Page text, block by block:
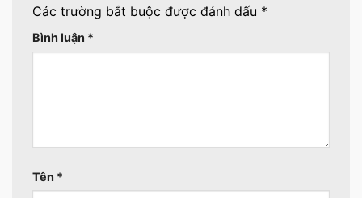
Các trường bắt buộc được đánh dấu *
Bình luận *
Tên *